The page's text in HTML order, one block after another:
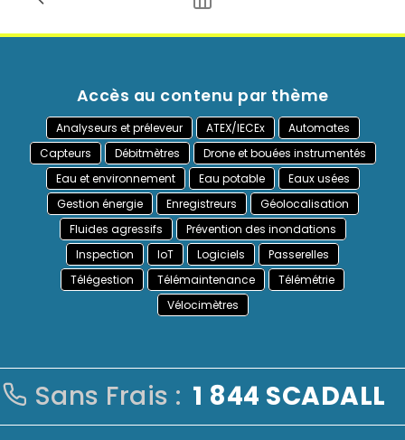
Accès au contenu par thème
Analyseurs et préleveur ATEX/IECEx
Automates
Capteurs
Débitmètres
Drone et bouées instrumentés
Eau et environnement
Eau potable
Eaux usées
Gestion énergie
Enregistreurs
Géolocalisation
Fluides agressifs
Prévention des inondations
Inspection
IoT Logiciels
Passerelles
Télégestion
Télémaintenance
Télémétrie
Vélocimètres
Sans Frais : 1 844 SCADALL